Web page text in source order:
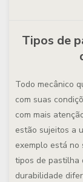
Tipos de
Todo mecânico
com suas
com mais
estão sujeitos a
exemplo está no
tipos de pastilha
durabilidade